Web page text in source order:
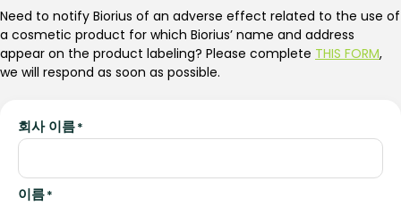
Need to notify Biorius of an adverse effect related to the use of
a cosmetic product for which Biorius’ name and address
appear on the product labeling? Please complete THIS FORM,
we will respond as soon as possible.
회사 이름*
이름*